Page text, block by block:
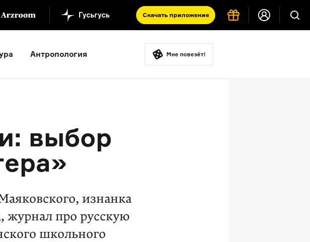
Скачать приложение
до «лол кек»
Что такое античность
Антропология Мне повезёт!
выбор
изнанка
журнал про русскую
школьного